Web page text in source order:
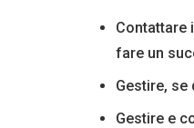
Contattare
fare un
Gestire, se
Gestire e